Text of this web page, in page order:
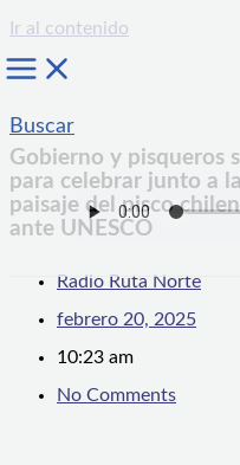
Ir al contenido
Buscar
Gobierno y pisqueros
para celebrar junto a
paisaje del pisco
ante UNESCO
Radio Ruta Norte
febrero 20, 2025
10:23 am
No Comments